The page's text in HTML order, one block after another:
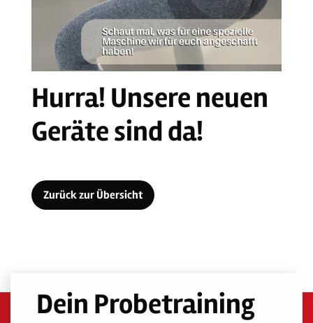
Hurra! Unsere neuen
Geräte sind da!
Zurück zur Übersicht
Dein Probetraining